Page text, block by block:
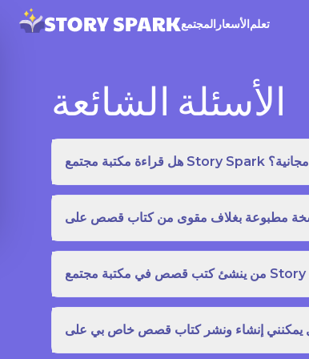
المجتمع الأسعارتعلم
الأسئلة الشائعة
هل قراءة مكتبة مجتمع Story Spark مجانية؟